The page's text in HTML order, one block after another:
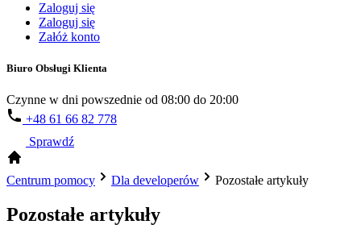
Zaloguj się
Zaloguj się
Załóż konto
Biuro Obsługi Klienta
Czynne w dni powszednie od 08:00 do 20:00
+48 61 66 82 778
Sprawdź
Centrum pomocy Dla developerów Pozostałe artykuły
Pozostałe artykuły